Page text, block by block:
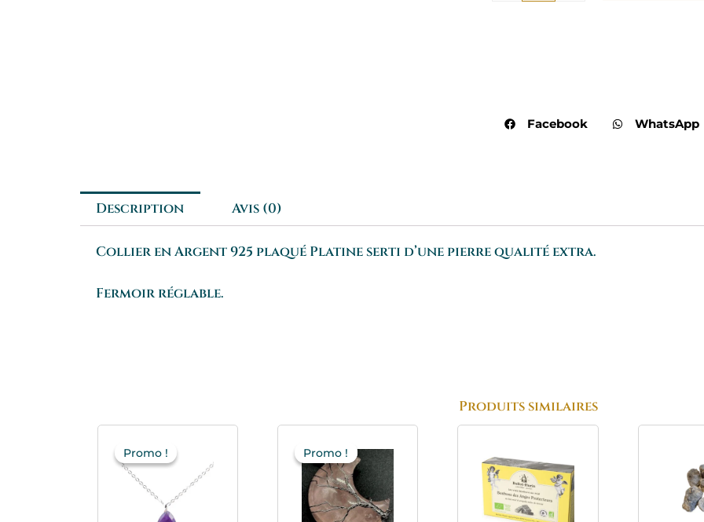
Facebook WhatsApp
Description Avis (0)
Collier en Argent 925 plaqué Platine serti d’une pierre qualité extra.
Fermoir réglable.
Produits similaires
Promo !
Promo !
prix
initial
était :
39.95€.
actuel
Promo !
Promo !prix
initial
était :
16.95€.
prix
actuel
est :
11.85€.